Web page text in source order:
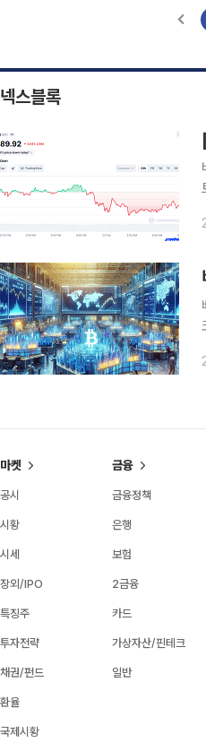
넥스블록
마켓
공시
시황
시세
장외/IPO
특징주
투자전략
채권/펀드
환율
국제시황
금융
금융정책
은행
보험
2금융
카드
가상자산/핀테크
일반